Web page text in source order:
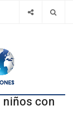
con